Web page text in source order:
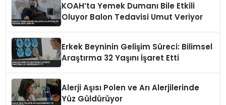
KOAH’ta Yemek Dumanı Bile Etkili
Oluyor Balon Tedavisi Umut Veriyor
Erkek Beyninin Gelişim Süreci: Bilimsel
Araştırma 32 Yaşını İşaret Etti
Alerji Aşısı Polen ve Arı Alerjilerinde
Yüz Güldürüyor